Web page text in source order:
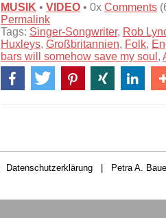
MUSIK • VIDEO • 0x Comments
Permalink
Tags: Singer-Songwriter, Rob
Huxleys, Großbritannien, Folk,
bars will somehow save my soul ,
Datenschutzerklärung Petra A.